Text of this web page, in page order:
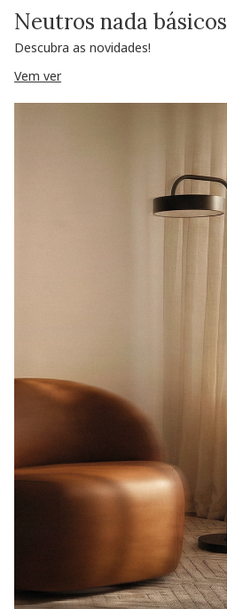
Neutros nada básicos
Descubra as novidades!
Vem ver